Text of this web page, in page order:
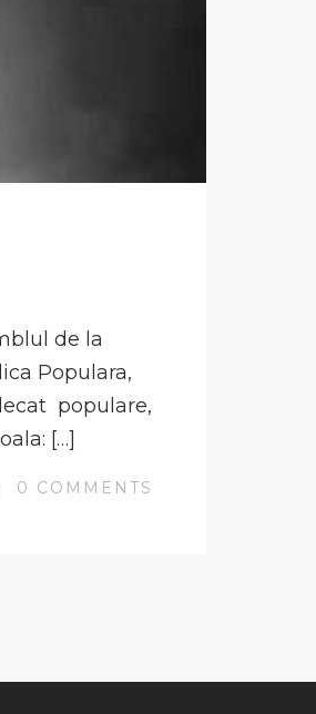
de la
Populara,
populare,
[…]
0 COMMENTS